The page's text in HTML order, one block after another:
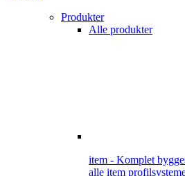
Produkter
Alle produkter
item - Komplet
alle item